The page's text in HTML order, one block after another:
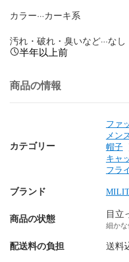
カラー···カーキ系
汚れ・破れ・臭いなど···なし
半年以上前
商品の情報
カテゴリー
ファ
メン
帽子
キャ
フラ
ブランド
商品の状態 目立
細か
配送料の負担 送料